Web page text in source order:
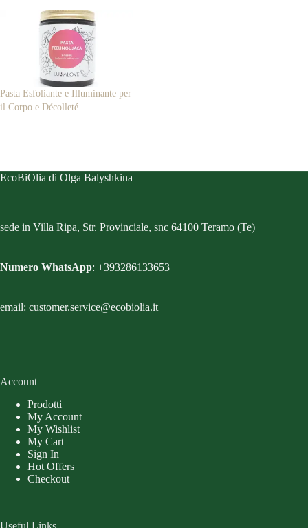
Pasta Esfoliante e Illuminante per
il Corpo e Décolleté
EcoBiOlia di Olga Balyshkina
sede in Villa Ripa, Str. Provinciale, snc 64100 Teramo (Te)
Numero WhatsApp: +393286133653
email: customer.service@ecobiolia.it
Account
Prodotti
My Account
My Wishlist
My Cart
Sign In
Hot Offers
Checkout